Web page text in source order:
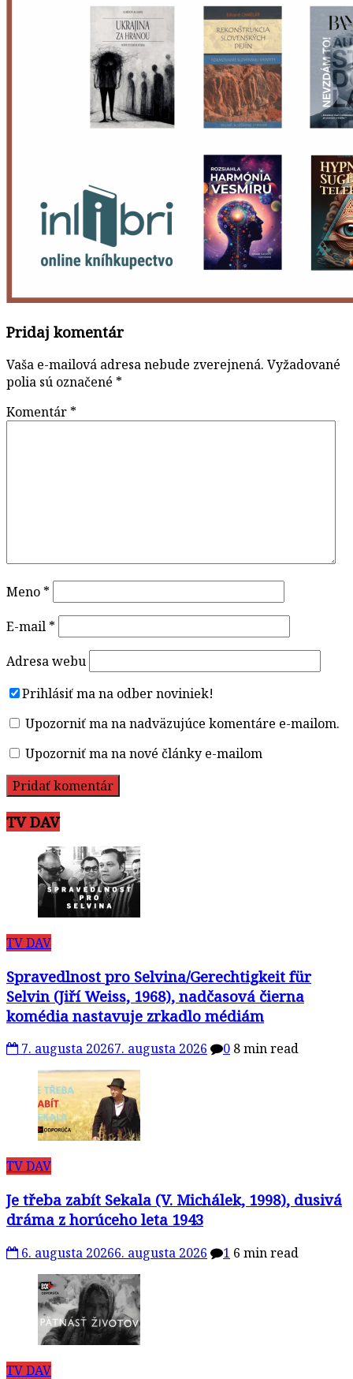
Pridaj komentár
Vaša e-mailová adresa nebude zverejnená. Vyžadované
polia sú označené *
Komentár *
Meno *
E-mail *
Adresa webu
Prihlásiť ma na odber noviniek!
Upozorniť ma na nadväzujúce komentáre e-mailom.
Upozorniť ma na nové články e-mailom
TV DAV
TV DAV
Spravedlnost pro Selvina/Gerechtigkeit für
Selvin (Jiří Weiss, 1968), nadčasová čierna
komédia nastavuje zrkadlo médiám
7. augusta 20267. augusta 2026 0 8 min read
TV DAV
Je třeba zabít Sekala (V. Michálek, 1998), dusivá
dráma z horúceho leta 1943
6. augusta 20266. augusta 2026 1 6 min read
TV DAV